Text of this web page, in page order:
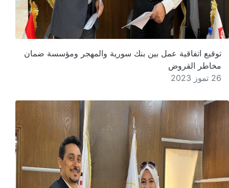
توقيع اتفاقية عمل بين بنك سورية والمهجر ومؤسسة ضمان
مخاطر القروض
26 تموز 2023